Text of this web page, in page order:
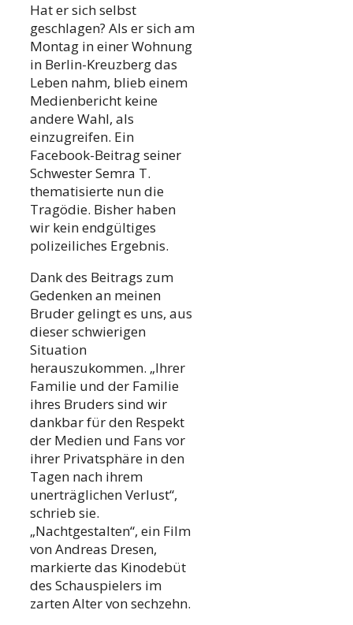
Hat er sich selbst
geschlagen? Als er sich am
Montag in einer Wohnung
in Berlin-Kreuzberg das
Leben nahm, blieb einem
Medienbericht keine
andere Wahl, als
einzugreifen. Ein
Facebook-Beitrag seiner
Schwester Semra T.
thematisierte nun die
Tragödie. Bisher haben
wir kein endgültiges
polizeiliches Ergebnis.
Dank des Beitrags zum
Gedenken an meinen
Bruder gelingt es uns, aus
dieser schwierigen
Situation
herauszukommen. „Ihrer
Familie und der Familie
ihres Bruders sind wir
dankbar für den Respekt
der Medien und Fans vor
ihrer Privatsphäre in den
Tagen nach ihrem
unerträglichen Verlust“,
schrieb sie.
„Nachtgestalten“, ein Film
von Andreas Dresen,
markierte das Kinodebüt
des Schauspielers im
zarten Alter von sechzehn.